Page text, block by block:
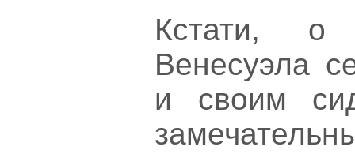
Кстати, о
Венесуэла
и своим